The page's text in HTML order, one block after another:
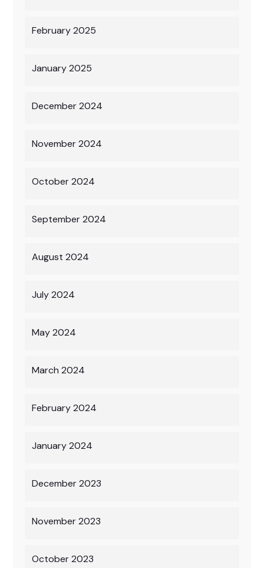
February 2025
January 2025
December 2024
November 2024
October 2024
September 2024
August 2024
July 2024
May 2024
March 2024
February 2024
January 2024
December 2023
November 2023
October 2023